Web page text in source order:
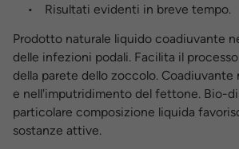
Risultati evidenti in breve tempo.
Prodotto naturale liquido coadiuvante
delle infezioni podali. Facilita il
della parete dello zoccolo. Coadiuvante
e nell'imputridimento del fettone. Bio-
particolare composizione liquida
sostanze attive.